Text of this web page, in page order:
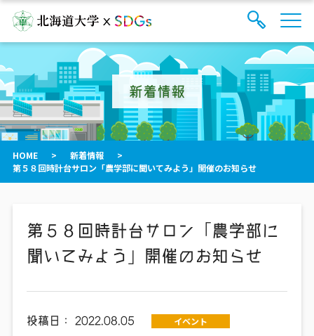
索
フ
ォ
ー
を
開
閉
る
イ
ト
内
メ
ニ
ュ
ー
新着情報
HOME > 新着情報
>
第５８回時計台サロン「農学部に聞いてみよう」開催のお知らせ
第５８回時計台サロン「農学部に
聞いてみよう」開催のお知らせ
投稿日： 2022.08.05
イベント